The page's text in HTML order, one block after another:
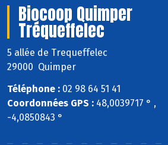
Biocoop Quimper
Tréqueffelec
5 allée de Trequeffelec
29000 Quimper
Téléphone : 02 98 64 51 41
Coordonnées GPS : 48,0039717 ° ,
-4,0850843 °